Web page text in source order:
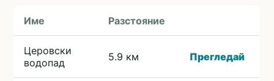
Име Разстояние
Церовски
водопад
5.9 км Прегледай